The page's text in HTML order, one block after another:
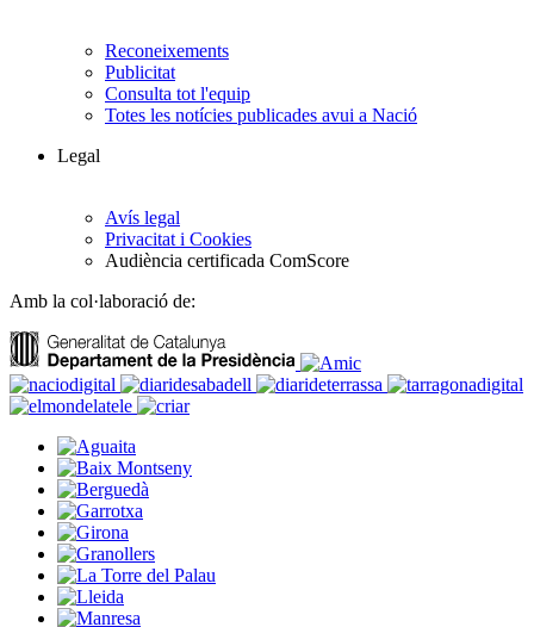
Reconeixements
Publicitat
Consulta tot l'equip
Totes les notícies publicades avui a Nació
Legal
Avís legal
Privacitat i Cookies
Audiència certificada ComScore
Amb la col·laboració de: